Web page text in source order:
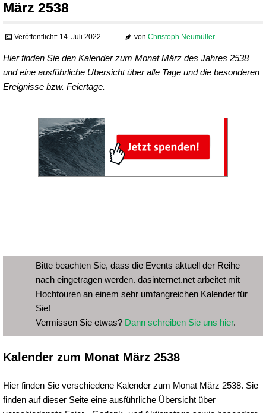
März 2538
Veröffentlicht: 14. Juli 2022 von Christoph Neumüller
Hier finden Sie den Kalender zum Monat März des Jahres 2538
und eine ausführliche Übersicht über alle Tage und die besonderen
Ereignisse bzw. Feiertage.
Bitte beachten Sie, dass die Events aktuell der Reihe
nach eingetragen werden. dasinternet.net arbeitet mit
Hochtouren an einem sehr umfangreichen Kalender für
Sie!
Vermissen Sie etwas? Dann schreiben Sie uns hier.
Kalender zum Monat März 2538
Hier finden Sie verschiedene Kalender zum Monat März 2538. Sie
finden auf dieser Seite eine ausführliche Übersicht über